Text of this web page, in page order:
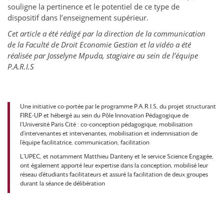
souligne la pertinence et le potentiel de ce type de
dispositif dans l’enseignement supérieur.
Cet article a été rédigé par la direction de la communication
de la Faculté de Droit Economie Gestion et la vidéo a été
réalisée par Josselyne Mpuda, stagiaire au sein de l’équipe
P.A.R.I.S
Une initiative co-portée par le programme P.A.R.I.S, du projet structurant
FIRE-UP et hébergé au sein du Pôle Innovation Pédagogique de
l’Université Paris Cité : co-conception pédagogique, mobilisation
d’intervenantes et intervenantes, mobilisation et indemnisation de
l’équipe facilitatrice, communication, facilitation
L’UPEC, et notamment Matthieu Danteny et le service Science Engagée,
ont également apporté leur expertise dans la conception, mobilisé leur
réseau d’étudiants facilitateurs et assuré la facilitation de deux groupes
durant la séance de délibération